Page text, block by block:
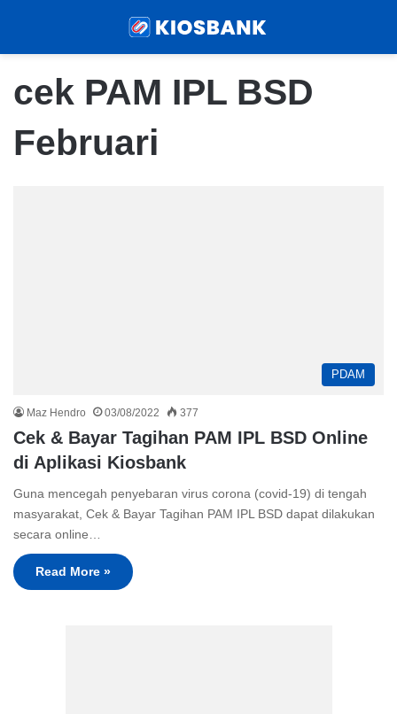
cek PAM IPL BSD
Februari
PDAM
Maz Hendro 03/08/2022 377
Cek & Bayar Tagihan PAM IPL BSD Online
di Aplikasi Kiosbank
Guna mencegah penyebaran virus corona (covid-19) di tengah
masyarakat, Cek & Bayar Tagihan PAM IPL BSD dapat dilakukan
secara online…
Read More »